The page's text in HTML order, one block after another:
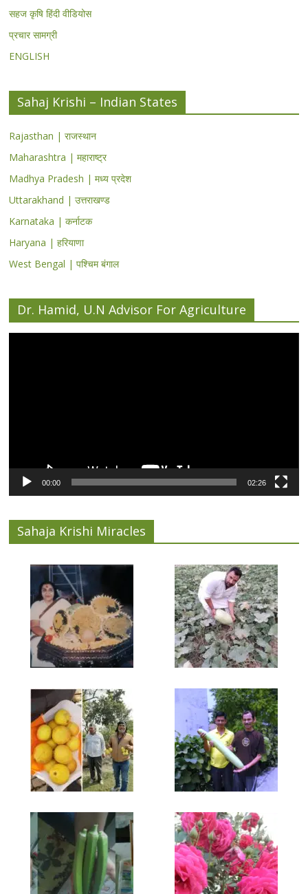
सहज कृषि हिंदी वीडियोस
प्रचार सामग्री
ENGLISH
Sahaj Krishi – Indian States
Rajasthan | राजस्थान
Maharashtra | महाराष्ट्र
Madhya Pradesh | मध्य प्रदेश
Uttarakhand | उत्तराखण्ड
Karnataka | कर्नाटक
Haryana | हरियाणा
West Bengal | पश्चिम बंगाल
Dr. Hamid, U.N Advisor For Agriculture
00:00 02:26
Sahaja Krishi Miracles